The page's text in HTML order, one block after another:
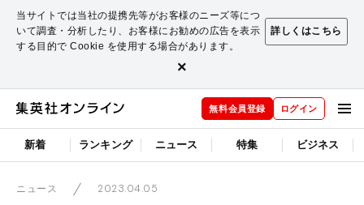
当サイトでは当社の提携先等がお客様のニーズ等につ
いて調査・分析したり、お客様にお勧めの広告を表示
する目的で Cookie を使用する場合があります。
詳しくはこちら
×
無料会員登録 ログイン
新着 ランキング ニュース 特集 ビジネス
ニュース 2023.04.05